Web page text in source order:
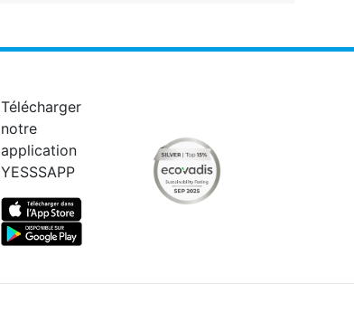
Télécharger
notre
application
YESSSAPP